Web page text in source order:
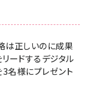
は正しいのに成果
ードするデジタル
3名様にプレゼント